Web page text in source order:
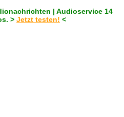
| Audioservice 14
> Jetzt testen! <